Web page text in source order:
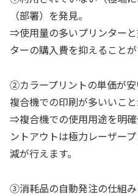
（部署）を発見。
⇒使用量の多いプリンター
ターの購入費を抑えることが
②カラープリントの単価が
複合機での印刷が多いいこと
⇒複合機での使用用途を明確
ントアウトは極力レーザー
減が行えます。
③消耗品の自動発注の仕組み